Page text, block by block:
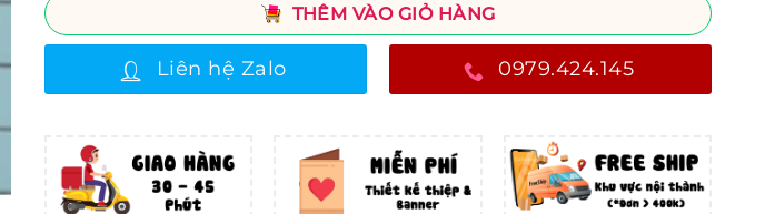
THÊM VÀO GIỎ HÀNG
Liên hệ Zalo 0979.424.145